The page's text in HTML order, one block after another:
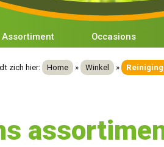
Assortiment Occasions
zich hier: Home » Winkel »